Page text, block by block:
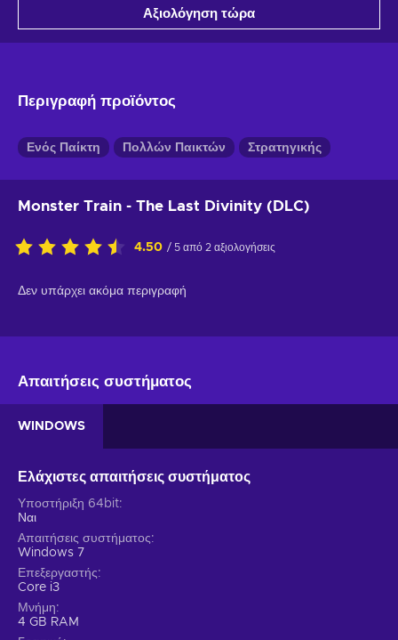
Αξιολόγηση τώρα
Περιγραφή προϊόντος
Ενός Παίκτη Πολλών Παικτών Στρατηγικής
Monster Train - The Last Divinity (DLC)
4.50 / 5 από 2 αξιολογήσεις
Δεν υπάρχει ακόμα περιγραφή
Απαιτήσεις συστήματος
WINDOWS
Ελάχιστες απαιτήσεις συστήματος
Υποστήριξη 64bit
Ναι
Απαιτήσεις συστήματος
Windows 7
Επεξεργαστής
Core i3
Μνήμη
4 GB RAM